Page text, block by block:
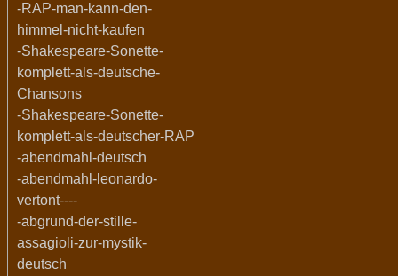
-RAP-man-kann-den-
himmel-nicht-kaufen
-Shakespeare-Sonette-
komplett-als-deutsche-
Chansons
-Shakespeare-Sonette-
komplett-als-deutscher-RAP
-abendmahl-deutsch
-abendmahl-leonardo-
vertont----
-abgrund-der-stille-
assagioli-zur-mystik-
deutsch